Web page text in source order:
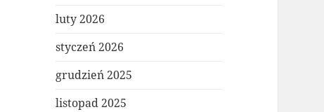
luty 2026
styczeń 2026
grudzień 2025
listopad 2025